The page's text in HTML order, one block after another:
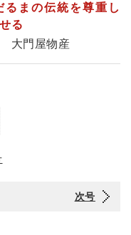
るまの伝統を尊重し
る
大門屋物産
次号